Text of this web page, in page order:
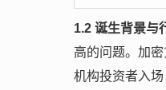
1.2 诞生背景与
高的问题。加
机构投资者入